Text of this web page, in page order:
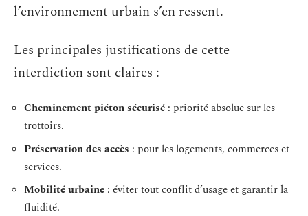
l’environnement urbain s’en ressent.
Les principales justifications de cette
interdiction sont claires :
Cheminement piéton sécurisé : priorité absolue sur les
trottoirs.
Préservation des accès : pour les logements, commerces et
services.
Mobilité urbaine : éviter tout conflit d’usage et garantir la
fluidité.